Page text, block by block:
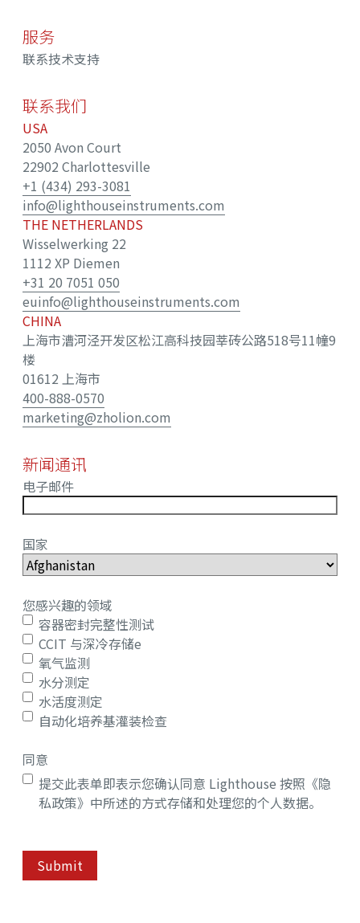
服务
联系技术支持
联系我们
USA
2050 Avon Court
22902 Charlottesville
+1 (434) 293-3081
info@lighthouseinstruments.com
THE NETHERLANDS
Wisselwerking 22
1112 XP Diemen
+31 20 7051 050
euinfo@lighthouseinstruments.com
CHINA
上海市漕河泾开发区松江高科技园莘砖公路518号11幢9
楼
01612 上海市
400-888-0570
marketing@zholion.com
新闻通讯
电子邮件
国家
您感兴趣的领域
容器密封完整性测试
CCIT 与深冷存储e
氧气监测
水分测定
水活度测定
自动化培养基灌装检查
同意
提交此表单即表示您确认同意 Lighthouse 按照《隐
私政策》中所述的方式存储和处理您的个人数据。
Submit